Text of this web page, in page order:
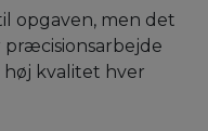
opgaven, men det
kvalitet hver